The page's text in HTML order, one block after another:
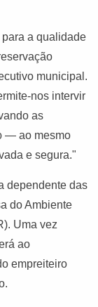
a qualidade
municipal.
nos intervir
as
— ao mesmo
e segura."
dependente das
do Ambiente
Uma vez
ao
empreiteiro